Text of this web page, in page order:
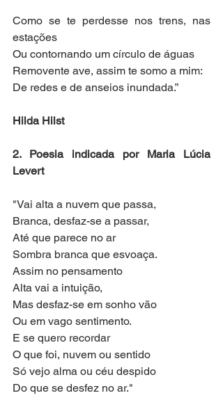
Como se te perdesse nos trens, nas
estações
Ou contornando um círculo de águas
Removente ave, assim te somo a mim:
De redes e de anseios inundada.”
Hilda Hilst
2. Poesia indicada por Maria Lúcia
Levert
"Vai alta a nuvem que passa,
Branca, desfaz-se a passar,
Até que parece no ar
Sombra branca que esvoaça.
Assim no pensamento
Alta vai a intuição,
Mas desfaz-se em sonho vão
Ou em vago sentimento.
E se quero recordar
O que foi, nuvem ou sentido
Só vejo alma ou céu despido
Do que se desfez no ar."